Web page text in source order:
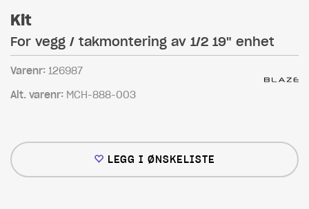
Kit
For vegg / takmontering av 1/2 19" enhet
Varenr: 126987
Alt. varenr: MCH-888-003
LEGG I ØNSKELISTE